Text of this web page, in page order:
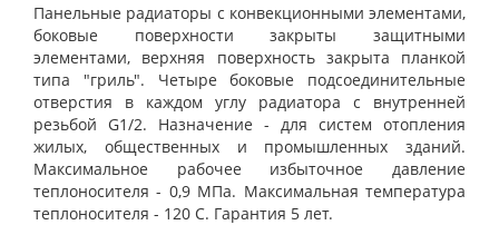
Панельные радиаторы с конвекционными элементами,
боковые поверхности закрыты защитными
элементами, верхняя поверхность закрыта планкой
типа "гриль". Четыре боковые подсоединительные
отверстия в каждом углу радиатора с внутренней
резьбой G1/2. Назначение - для систем отопления
жилых, общественных и промышленных зданий.
Максимальное рабочее избыточное давление
теплоносителя - 0,9 МПа. Максимальная температура
теплоносителя - 120 С. Гарантия 5 лет.